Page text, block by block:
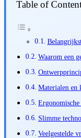
Table of
Waarom een
Materialen en
Slimme
Veelgestelde